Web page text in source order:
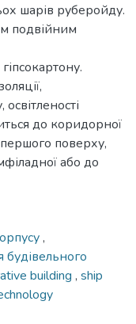
шарів руберойду.
подвійним
до коридорної
поверху,
або до
,
будівельного
building , ship